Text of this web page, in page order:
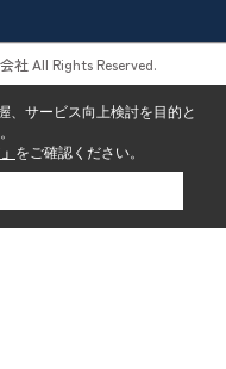
社 All Rights Reserved.
、サービス向上検討を目的と
をご確認ください。